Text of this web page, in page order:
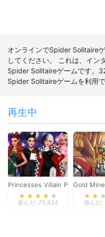
オンラインでSpider Solitaire
してください。 これは、イン
Spider Solitaireゲームです。
Spider Solitaireゲームを利用
再生中
Princesses Villain Party
遊んだ: 75,424
Gold
遊んだ: